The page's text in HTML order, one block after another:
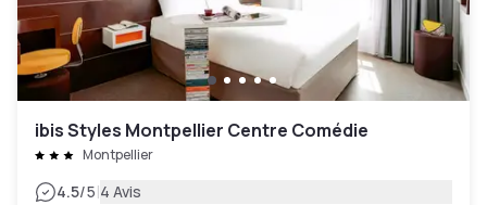
ibis Styles Montpellier Centre Comédie
Montpellier
4.5/5|4 Avis